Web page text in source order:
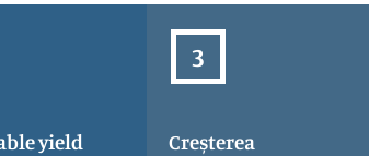
yield
Creșterea